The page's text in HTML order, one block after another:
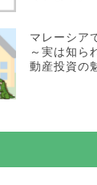
マレーシア
～実は知ら
動産投資の